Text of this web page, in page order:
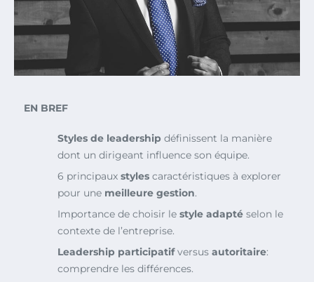
EN BREF
Styles de leadership définissent la manière
dont un dirigeant influence son équipe.
6 principaux styles caractéristiques à explorer
pour une meilleure gestion.
Importance de choisir le style adapté selon le
contexte de l’entreprise.
Leadership participatifversus autoritaire:
comprendre les différences.